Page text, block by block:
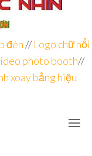
đèn//Logo chữ nổi
photo booth//
xoay bảng hiệu